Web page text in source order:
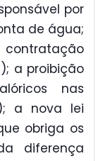
por
de água;
a proibição
nas
a nova lei
obriga os
diferença